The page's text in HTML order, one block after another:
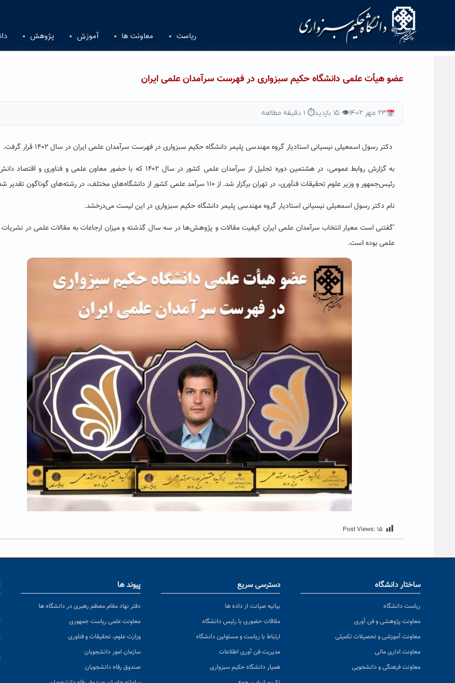
ریاست معاونت ها آموزش پژوهش
عضو هیأت علمی دانشگاه حکیم سبزواری در فهرست سرآمدان علمی ایران
۲۳ مهر ۱۴۰۲ 👁 ۱۵ بازدید ⏱ ۱ دقیقه مطالعه
دکتر رسول اسمعیلی نیسیانی استادیار گروه مهندسی پلیمر دانشگاه حکیم سبزواری در فهرست سرآمدان علمی ایران در سال ۱۴۰۲ قرار گرفت.
به گزارش روابط عمومی، در هشتمین دوره تجلیل از سرآمدان علمی کشور در سال ۱۴۰۲ که با حضور معاون علمی و فناوری و
رئیس‌جمهور و وزیر علوم تحقیقات فنآوری، در تهران برگزار شد. از ۱۱۰ سرآمد علمی کشور از دانشگاه‌های مختلف، در رشته‌های گوناگون تقدیر شد.
نام دکتر رسول اسمعیلی نیسیانی استادیار گروه مهندسی پلیمر دانشگاه حکیم سبزواری در این لیست می‌درخشد.
‘گفتنی است معیار انتخاب سرآمدان علمی ایران کیفیت مقالات و پژوهش‌ها در سه سال گذشته و میزان ارجاعات به مقالات علمی در نشریات
علمی بوده است.
Post Views: ۱۵
ساختار دانشگاه
ریاست دانشگاه
معاونت پژوهشی و فن آوری
معاونت آموزشی و تحصیلات تکمیلی
معاونت اداری مالی
معاونت فرهنگی و دانشجویی
دسترسی سریع
بیانیه صیانت از داده ها
ملاقات حضوری با رئیس دانشگاه
ارتباط با ریاست و مسئولین دانشگاه
مدیریت فن آوری اطلاعات
همیار دانشگاه حکیم سبزواری
پیوند ها
دفتر نهاد مقام معظم رهبری در دانشگاه ها
معاونت علمی ریاست جمهوری
وزارت علوم، تحقیقات و فناوری
سازمان امور دانشجویان
صندوق رفاه دانشجویان